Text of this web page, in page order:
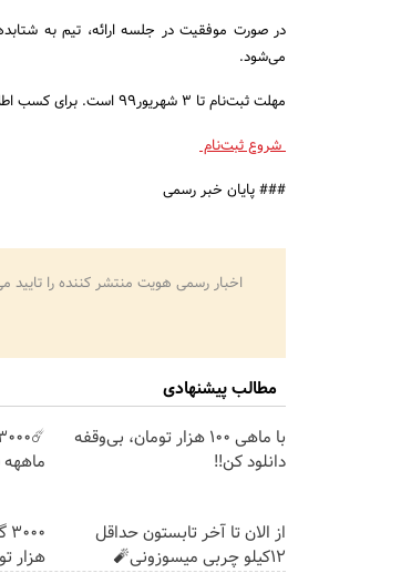
در صورت موفقیت در جلسه ارائه، تیم به
می‌شود.
مهلت ثبت‌نام تا ۳ شهریور۹۹ است. برای کسب اطلاعات بیشتر می‌توانید با این شماره ۴۴۶۵۷۱۳۶–۰۲۱ تماس بگیرید.
شروع ثبت‌نام
### پایان خبر رسمی
اخبار رسمی هویت منتشر کننده را
مطالب پیشنهادی
با ماهی 100 هزار تومان، بی‌وقفه
دانلود کن!!
ماههه فقط
از الان تا آخر تابستون حداقل
12کیلو چربی میسوزونی🧨
هزار